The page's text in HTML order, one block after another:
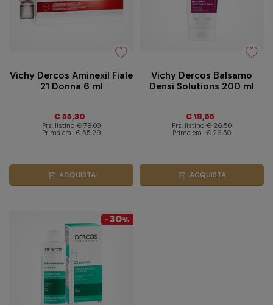
Vichy Dercos Aminexil Fiale
21 Donna 6 ml
€ 55,30
Prz. listino € 79,00
Prima era € 55,29
shopping_cart ACQUISTA
Vichy Dercos Balsamo
Densi Solutions 200 ml
€ 18,55
Prz. listino € 26,50
Prima era € 26,50
shopping_cart ACQUISTA
-30%